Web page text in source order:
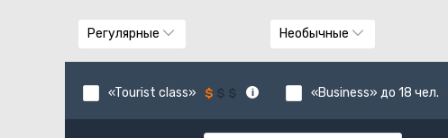
Регулярные Необычные
«Tourist class» «Business» до 18 чел.